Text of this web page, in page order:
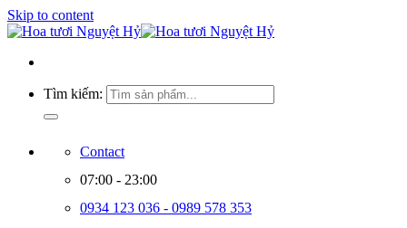
Skip to content
Tìm kiếm:
Contact
07:00 - 23:00
0934 123 036 - 0989 578 353